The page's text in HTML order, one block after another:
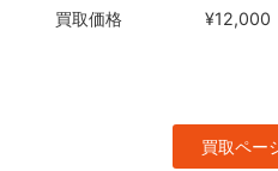
買取価格 ¥12,000
買取ペー